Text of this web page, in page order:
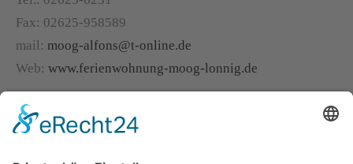
Fax: 02625-958589
mail: moog-alfons@t-online.de
Web: www.ferienwohnung-moog-lonnig.de
Anfahrt über:
Eifelautobahn Koblenz-Trier (A48)